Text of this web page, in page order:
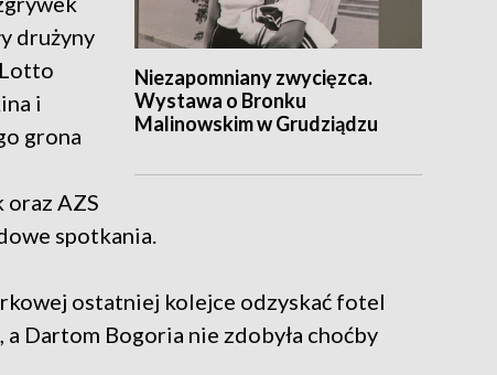
Niezapomniany zwycięzca.
Wystawa o Bronku
Malinowskim w Grudziądzu
drużyny
i
grona
oraz AZS
spotkania.
ostatniej kolejce odzyskać fotel
Dartom Bogoria nie zdobyła choćby